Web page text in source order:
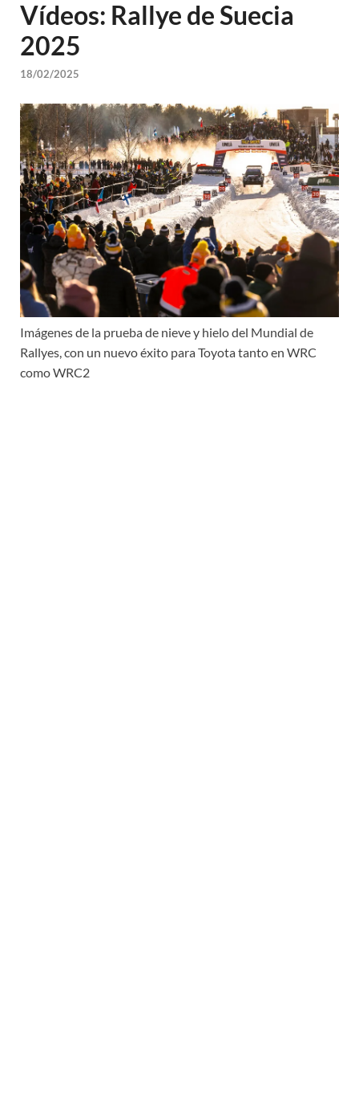
Vídeos: Rallye de Suecia
2025
18/02/2025
Imágenes de la prueba de nieve y hielo del Mundial de
Rallyes, con un nuevo éxito para Toyota tanto en WRC
como WRC2